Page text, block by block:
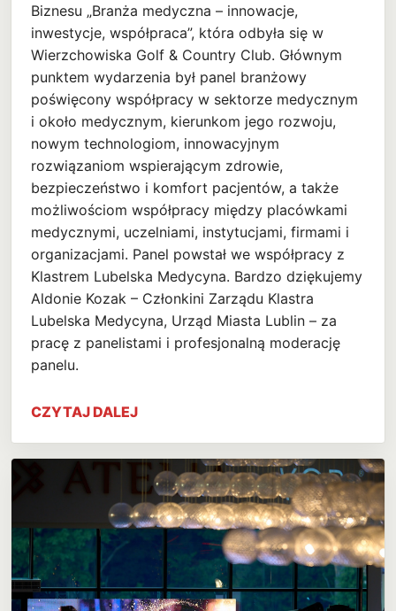
Biznesu „Branża medyczna – innowacje,
inwestycje, współpraca”, która odbyła się w
Wierzchowiska Golf & Country Club. Głównym
punktem wydarzenia był panel branżowy
poświęcony współpracy w sektorze medycznym
i około medycznym, kierunkom jego rozwoju,
nowym technologiom, innowacyjnym
rozwiązaniom wspierającym zdrowie,
bezpieczeństwo i komfort pacjentów, a także
możliwościom współpracy między placówkami
medycznymi, uczelniami, instytucjami, firmami i
organizacjami. Panel powstał we współpracy z
Klastrem Lubelska Medycyna. Bardzo dziękujemy
Aldonie Kozak – Członkini Zarządu Klastra
Lubelska Medycyna, Urząd Miasta Lublin – za
pracę z panelistami i profesjonalną moderację
panelu.
CZYTAJ DALEJ